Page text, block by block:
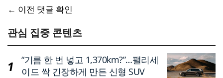
댓
글
네
비
← 이전 댓글 확인
관심 집중 콘텐츠
“기름 한 번 넣고 1,370km?”…팰리세
이드 싹 긴장하게 만든 신형 SUV